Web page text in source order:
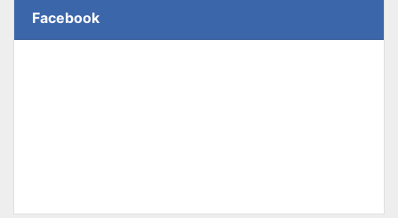
Facebook